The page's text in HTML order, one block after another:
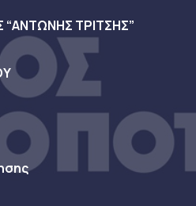
ΤΡΙΤΣΗΣ”